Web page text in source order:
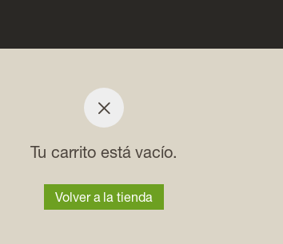
Tu carrito está vacío.
Volver a la tienda